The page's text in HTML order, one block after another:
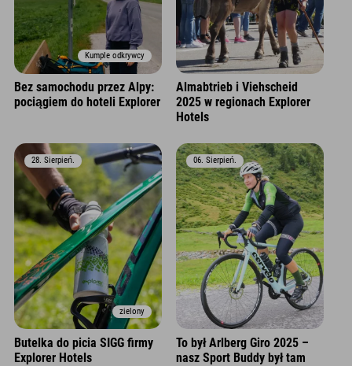
Kumple odkrywcy
Bez samochodu przez Alpy:
pociągiem do hoteli Explorer
Almabtrieb i Viehscheid
2025 w regionach Explorer
Hotels
zielony
28. Sierpień.
Butelka do picia SIGG firmy
Explorer Hotels
06. Sierpień.
To był Arlberg Giro 2025 –
nasz Sport Buddy był tam